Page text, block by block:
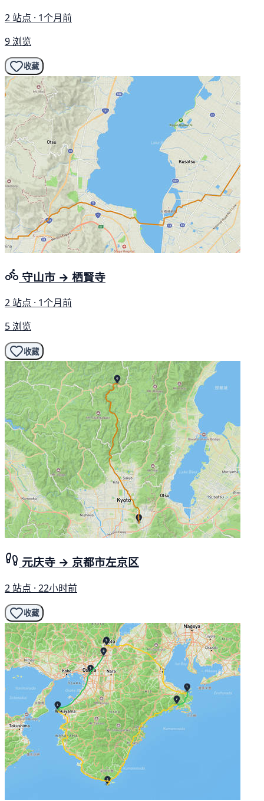
2 站点 · 1个月前
9 浏览
收藏
守山市 → 栖賢寺
2 站点 · 1个月前
5 浏览
收藏
元庆寺 → 京都市左京区
2 站点 · 22小时前
收藏